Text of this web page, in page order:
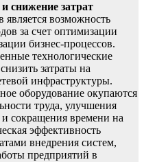
снижение затрат
возможность
за счет оптимизации
бизнес-процессов.
технологические
затраты на
инфраструктуры.
оборудование окупаются
труда, улучшения
и сокращения времени на
эффективность
внедрения систем,
предприятий в